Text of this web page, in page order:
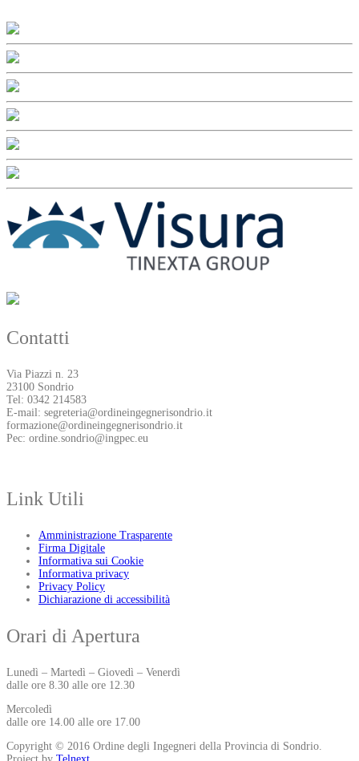
Contatti
Via Piazzi n. 23
23100 Sondrio
Tel: 0342 214583
E-mail: segreteria@ordineingegnerisondrio.it
formazione@ordineingegnerisondrio.it
Pec: ordine.sondrio@ingpec.eu
Link Utili
Amministrazione Trasparente
Firma Digitale
Informativa sui Cookie
Informativa privacy
Privacy Policy
Dichiarazione di accessibilità
Orari di Apertura
Lunedì – Martedì – Giovedì – Venerdì
dalle ore 8.30 alle ore 12.30
Mercoledì
dalle ore 14.00 alle ore 17.00
Copyright © 2016 Ordine degli Ingegneri della Provincia di Sondrio.